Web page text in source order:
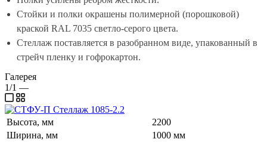
Стойки и полки окрашены полимерной (порошковой)
краской RAL 7035 светло-серого цвета.
Стеллаж поставляется в разобранном виде, упакованный в
стрейч пленку и гофрокартон.
Галерея
1/1 —
Высота, мм
2200
Ширина, мм
1000 мм